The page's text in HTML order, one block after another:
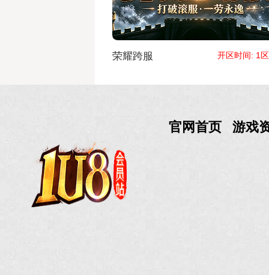
官网首页 游戏